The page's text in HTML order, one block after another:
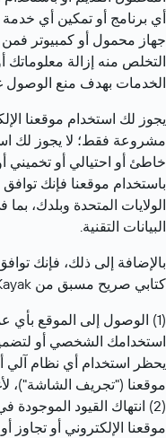
أي برنامج أو تمكين أي
جهاز محمول أو كمبيوتر فمن
التخلص منه إزالة معلوماتك
الخدمات بهدف منع الوصول
يجوز لك استخدام موقعنا
مشروعة فقط؛ لا يجوز لك
خاطئ أو احتيالي أو
باستخدام موقعنا فإنك
الولايات المتحدة وبلدك،
البيانات التقنية.
بالإضافة إلى ذلك، فإنك
كتابي صريح مسبق من Kayak:
(1) الوصول إلى الموقع بأي
يحظر استخدام أي نظام آلي
موقعنا ("تجريف الشاشة")،
(2) انتهاك القيود
موقعنا الإلكتروني أو تجاوز